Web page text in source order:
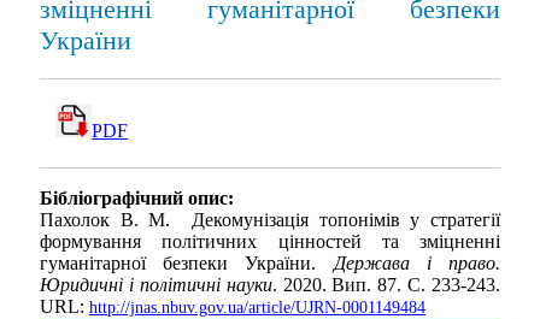
зміцненні гуманітарної безпеки
України
PDF
Бібліографічний опис:
Пахолок В. М. Декомунізація топонімів у стратегії
формування політичних цінностей та зміцненні
гуманітарної безпеки України.Держава і право.
Юридичні і політичні науки. 2020. Вип. 87. С. 233-243.
URL: http://jnas.nbuv.gov.ua/article/UJRN-0001149484